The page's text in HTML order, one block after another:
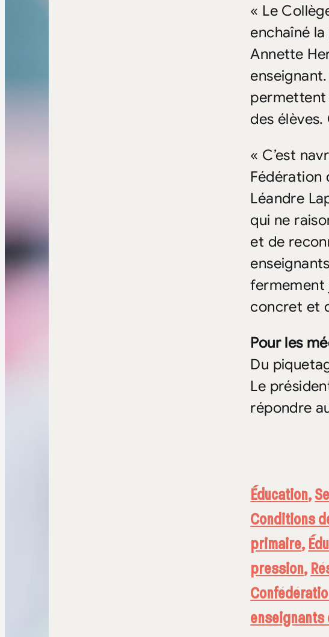
« Le
enchaîné
Annette
permettent
des
« C’est
Fédération
Léandre
qui ne
et de
fermement
concret et
Pour les
Du
Le
répondre
Éducation,
Conditions
primaire,
pression,
enseignants